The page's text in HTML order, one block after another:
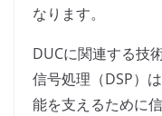
なります。
DUCに関連する技
信号処理（DSP）
能を支えるために